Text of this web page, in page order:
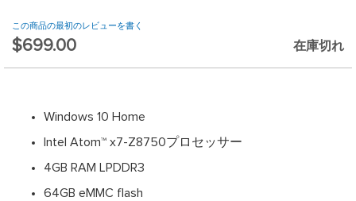
この商品の最初のレビューを書く
$699.00 在庫切れ
Windows 10 Home
Intel Atom™ x7-Z8750プロセッサー
4GB RAM LPDDR3
64GB eMMC flash
the
beginning
of